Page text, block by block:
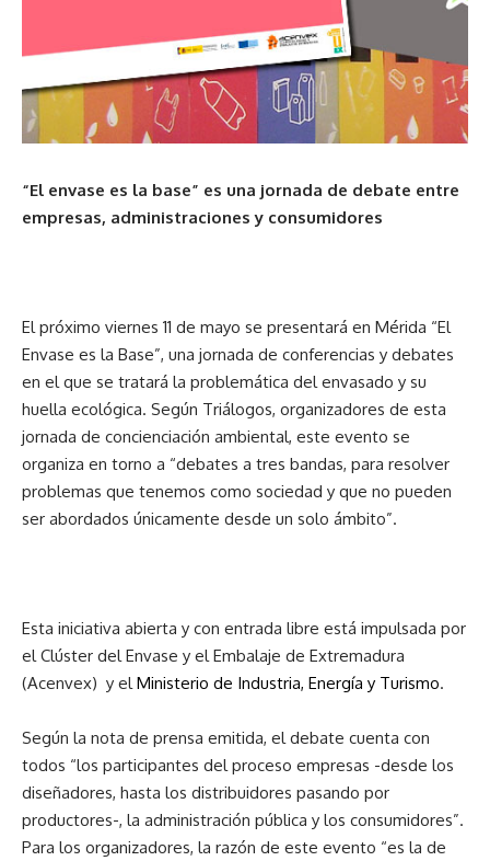
“El envase es la base” es una jornada de debate entre
empresas, administraciones y consumidores
El próximo viernes 11 de mayo se presentará en Mérida “El
Envase es la Base”, una jornada de conferencias y debates
en el que se tratará la problemática del envasado y su
huella ecológica. Según Triálogos, organizadores de esta
jornada de concienciación ambiental, este evento se
organiza en torno a “debates a tres bandas, para resolver
problemas que tenemos como sociedad y que no pueden
ser abordados únicamente desde un solo ámbito”.
Esta iniciativa abierta y con entrada libre está impulsada por
el Clúster del Envase y el Embalaje de Extremadura
(Acenvex) y elMinisterio de Industria, Energía y Turismo.
Según la nota de prensa emitida, el debate cuenta con
todos “los participantes del proceso empresas -desde los
diseñadores, hasta los distribuidores pasando por
productores-, la administración pública y los consumidores”.
Para los organizadores, la razón de este evento “es la de